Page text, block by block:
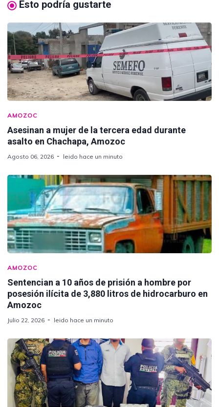
Esto podría gustarte
AMOZOC
Asesinan a mujer de la tercera edad durante
asalto en Chachapa, Amozoc
Agosto 06, 2026 leido hace un minuto
AMOZOC
Sentencian a 10 años de prisión a hombre por
posesión ilícita de 3,880 litros de hidrocarburo en
Amozoc
Julio 22, 2026 leido hace un minuto